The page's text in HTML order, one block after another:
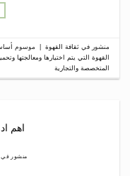
منشور فيثقافة القهوة موسوم
القهوة التي يتم اختيارها ومعالجتها
المتخصصة والتجارية
اهم
منشور